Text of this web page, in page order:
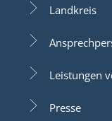
Landkreis
Leistungen
Presse